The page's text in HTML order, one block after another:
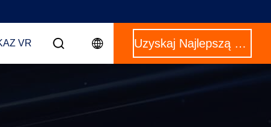
VR Uzyskaj Najlepszą Cenę